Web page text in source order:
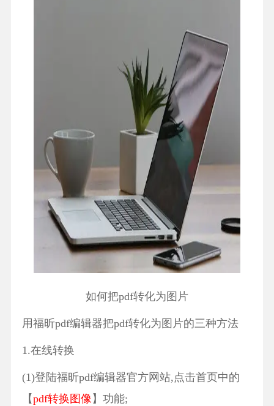
如何把pdf转化为图片
用福昕pdf编辑器把pdf转化为图片的三种方法
1.在线转换
(1)登陆福昕pdf编辑器官方网站,点击首页中的
【pdf转换图像 】功能;